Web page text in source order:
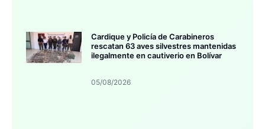
Cardique y Policía de Carabineros
rescatan 63 aves silvestres mantenidas
ilegalmente en cautiverio en Bolívar
05/08/2026